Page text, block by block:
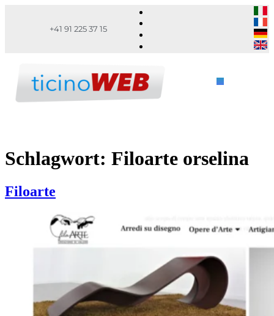
+41 91 225 37 15
Schlagwort: Filoarte orselina
Filoarte